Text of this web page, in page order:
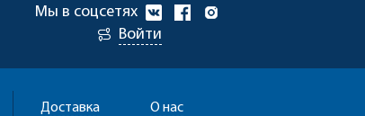
Мы в соцсетях
Войти
Доставка
О нас